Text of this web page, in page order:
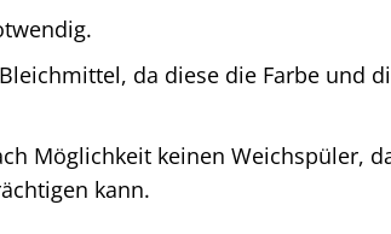
da diese die Farbe und
Möglichkeit keinen Weichspüler,
kann.